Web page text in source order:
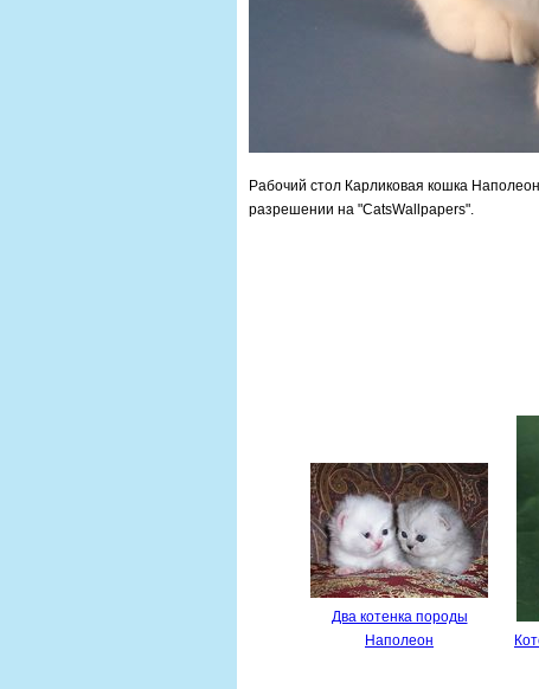
Рабочий стол Карликовая кошка
разрешении на "CatsWallpapers".
Два котенка породы
Наполеон